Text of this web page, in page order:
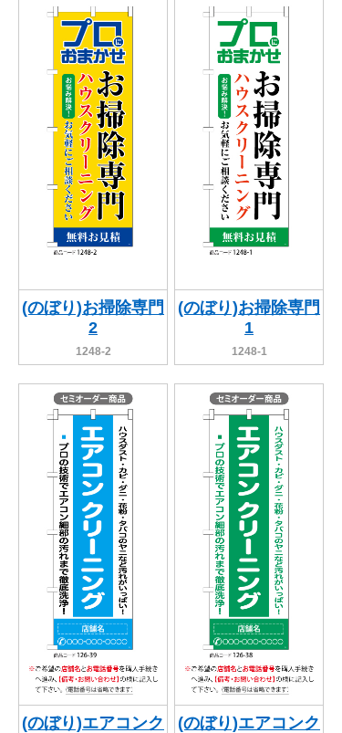
(のぼり)お掃除専門
2
1248-2
(のぼり)お掃除専門
1
1248-1
(のぼり)エアコンク
(のぼり)エアコンク